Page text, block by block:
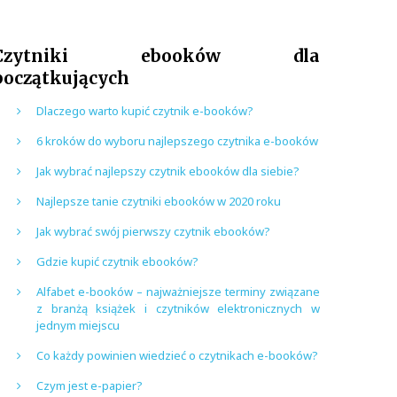
ebooków dla
Dlaczego warto kupić czytnik e-booków?
6 kroków do wyboru najlepszego czytnika e-booków
Jak wybrać najlepszy czytnik ebooków dla siebie?
Najlepsze tanie czytniki ebooków w 2020 roku
Jak wybrać swój pierwszy czytnik ebooków?
Gdzie kupić czytnik ebooków?
Alfabet e-booków – najważniejsze terminy związane
z branżą książek i czytników elektronicznych w
jednym miejscu
Co każdy powinien wiedzieć o czytnikach e-booków?
Czym jest e-papier?